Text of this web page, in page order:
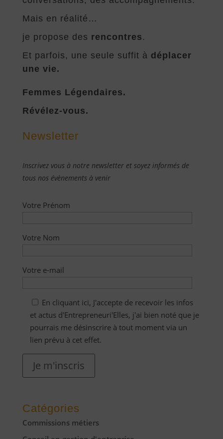
Mais en réalité…
je propose des rencontres .
Et parfois, une seule suffit à déplacer
une vie.
Femmes Légendaires.
Révélez-vous.
Newsletter
Inscrivez vous à notre newsletter et soyez informés de
tous nos évènements à venir
Votre Prénom
Votre Nom
Votre e-mail
En cliquant ici, J'accepte de recevoir les infos
et actus d'Entrepreneuri'Elles, j'ai bien noté que je
pourrais me désinscrire à tout moment via un
lien prévu à cet effet.
Je m'inscris
Catégories
Commissions métiers